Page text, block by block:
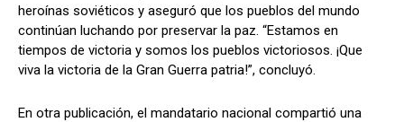
heroínas soviéticos y aseguró que los pueblos del mundo
continúan luchando por preservar la paz. “Estamos en
tiempos de victoria y somos los pueblos victoriosos. ¡Que
viva la victoria de la Gran Guerra patria!”, concluyó.
En otra publicación, el mandatario nacional compartió una